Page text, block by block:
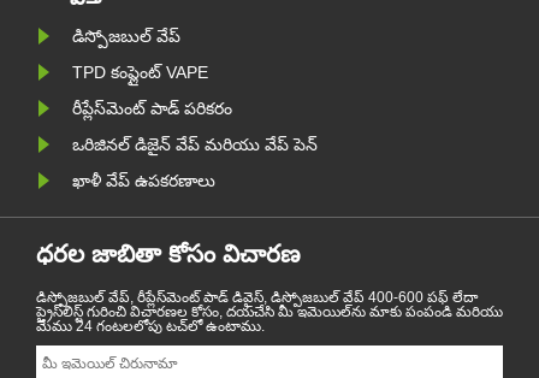
డిస్పోజబుల్ వేప్
TPD కంప్లైంట్ VAPE
రీప్లేస్‌మెంట్ పాడ్ పరికరం
ఒరిజినల్ డిజైన్ వేప్ మరియు వేప్ పెన్
ఖాళీ వేప్ ఉపకరణాలు
ధరల జాబితా కోసం విచారణ
డిస్పోజబుల్ వేప్, రీప్లేస్‌మెంట్ పాడ్ డివైస్, డిస్పోజబుల్ వేప్ 400-600 పఫ్ లేదా
ప్రైస్‌లిస్ట్ గురించి విచారణల కోసం, దయచేసి మీ ఇమెయిల్‌ను మాకు పంపండి మరియు
మేము 24 గంటలలోపు టచ్‌లో ఉంటాము.